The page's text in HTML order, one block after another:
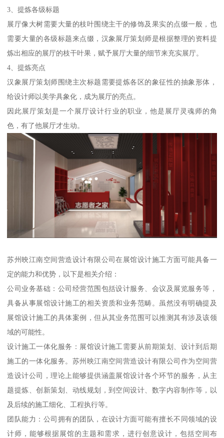
3、提炼各级标题
展厅像大树需要大量的枝叶围绕主干的修饰及果实的点缀一般，也
需要大量的各级标题来点缀，汉象展厅策划师是根据整理的资料提
炼出相应的展厅的枝干叶果，赋予展厅大量的细节来充实展厅。
4、提炼亮点
汉象展厅策划师围绕主次标题需要提炼各区的象征性的抽象形体，
给设计师以美学具象化，成为展厅的亮点。
因此展厅策划是一个展厅设计行业的职业，他是展厅灵魂师的角
色，有了他展厅才生动。
苏州映江南空间营造设计有限公司在展馆设计施工方面可能具备一
定的能力和优势，以下是相关介绍：
公司业务基础：公司经营范围包括设计服务、会议及展览服务等，
具备从事展馆设计施工的相关资质和业务范畴。虽然没有明确提及
展馆设计施工的具体案例，但从其业务范围可以推测其有涉及该领
域的可能性。
设计施工一体化服务：展馆设计施工需要从前期策划、设计到后期
施工的一体化服务。苏州映江南空间营造设计有限公司作为空间营
造设计公司，理论上能够提供涵盖展馆设计各个环节的服务，从主
题提炼、创新策划、动线规划，到空间设计、数字内容制作等，以
及后续的施工细化、工程执行等。
团队能力：公司拥有的团队，在设计方面可能有擅长不同领域的设
计师，能够根据展馆的主题和需求，进行创意设计，包括空间布